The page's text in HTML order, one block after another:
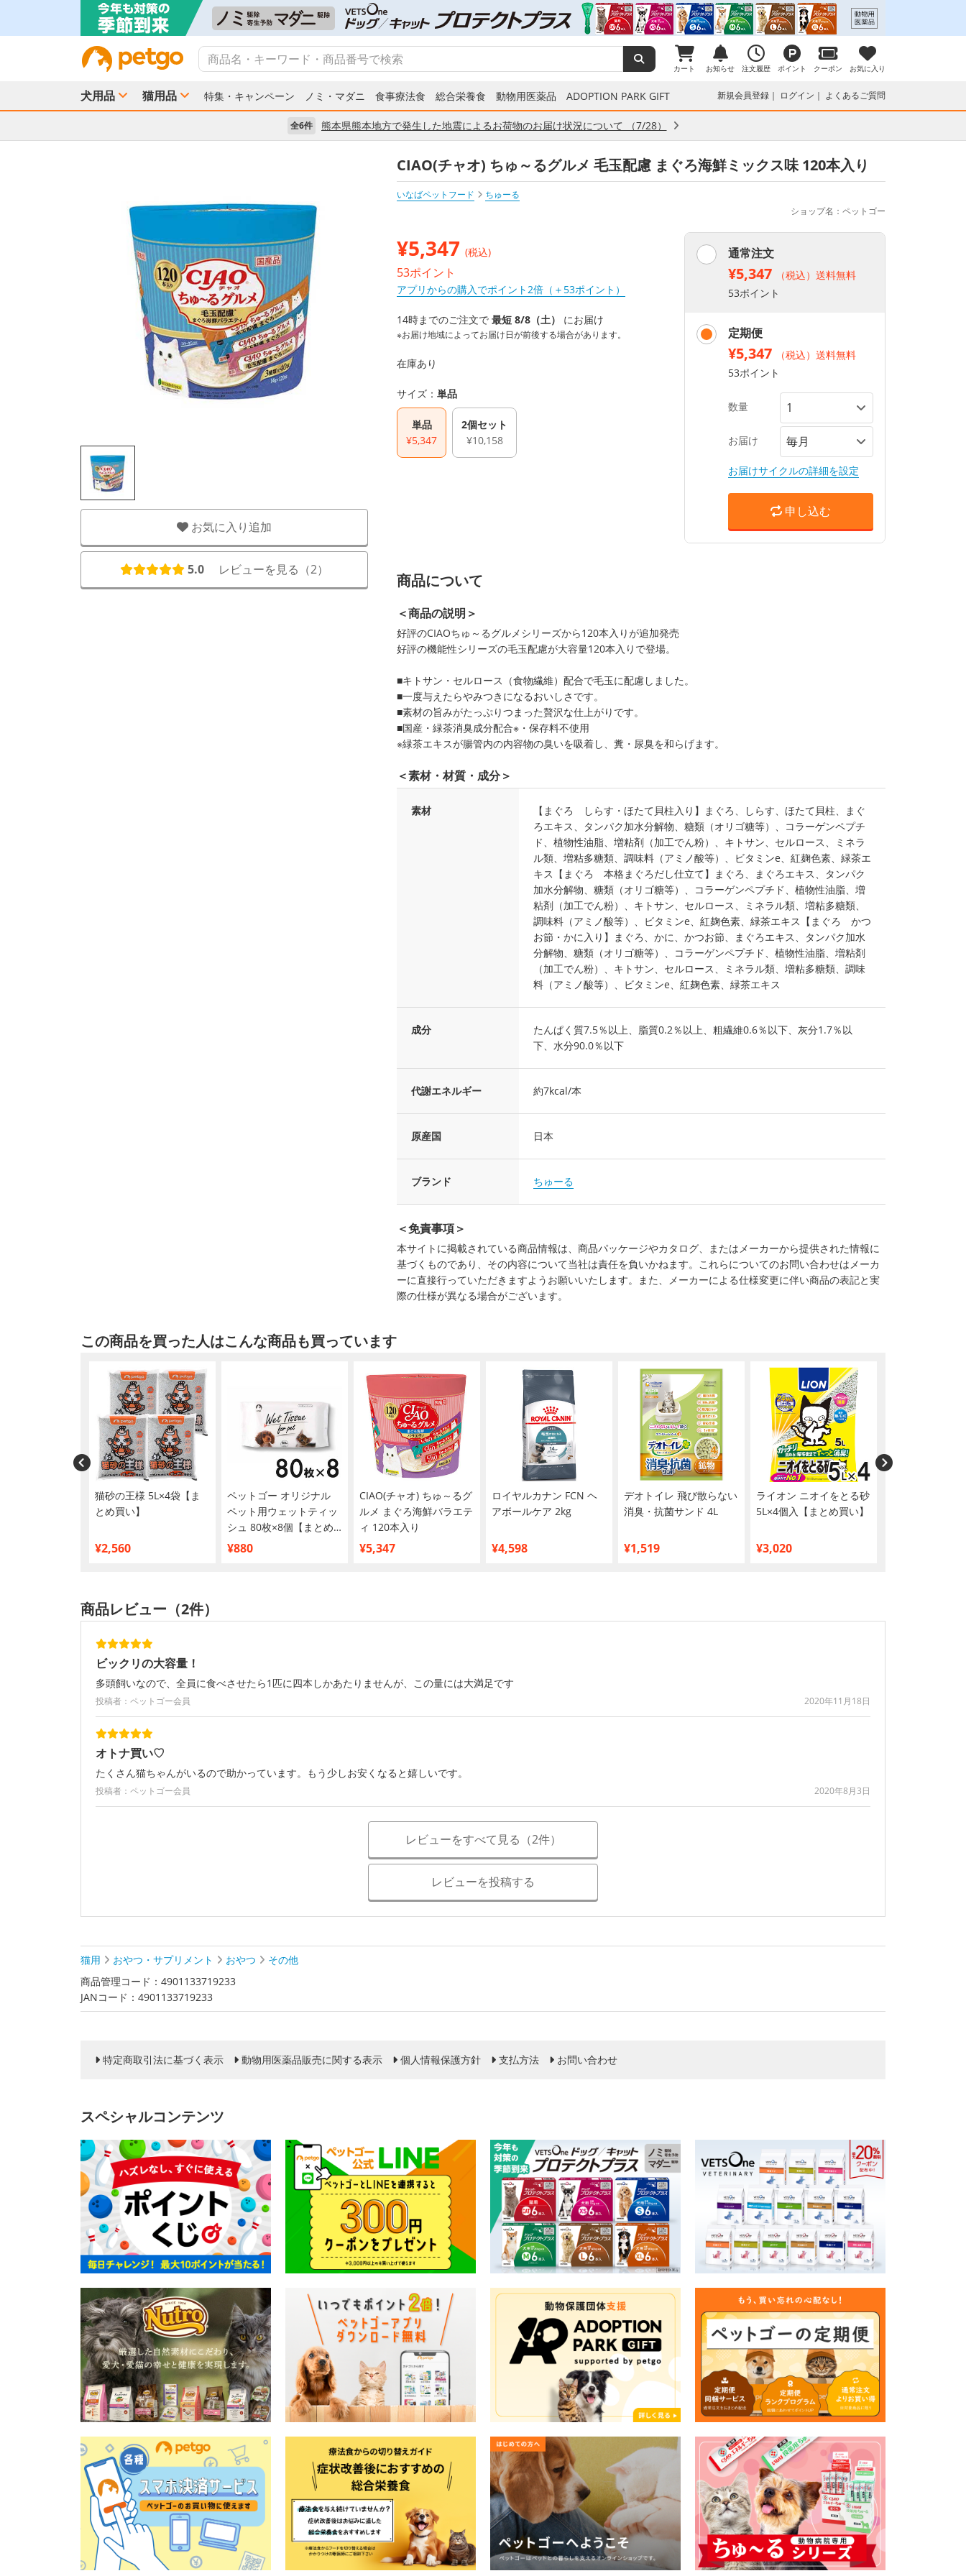
カート お知らせ 注文履歴 ポイント クーポン お気に入り
犬用品 猫用品 特集・キャンペーン ノミ・マダニ 食事療法食 総合栄養食 動物用医薬品 ADOPTION PARK GIFT 新規会員登録 ログイン よくあるご質問
全6件 熊本県熊本地方で発生した地震によるお荷物のお届け状況について （7/28）
お気に入り追加
5.0 レビューを見る（2）
CIAO(チャオ) ちゅ～るグルメ 毛玉配慮 まぐろ海鮮ミックス味 120本入り
いなばペットフード
ちゅーる
ショップ名：ペットゴー
¥5,347 (税込)
53ポイント
アプリからの購入でポイント2倍（＋53ポイント）
14時までのご注文で 最短 8/8（土） にお届け
※お届け地域によってお届け日が前後する場合があります。
在庫あり
サイズ： 単品
単品
¥5,347
2個セット
¥10,158
通常注文
¥5,347
（税込）送料無料
53ポイント
定期便
¥5,347
（税込）送料無料
53ポイント
数量
お届け
お届けサイクルの詳細を設定
申し込む
商品について
＜商品の説明＞
好評のCIAOちゅ～るグルメシリーズから120本入りが追加発売
好評の機能性シリーズの毛玉配慮が大容量120本入りで登場。
■キトサン・セルロース（食物繊維）配合で毛玉に配慮しました。
■一度与えたらやみつきになるおいしさです。
■素材の旨みがたっぷりつまった贅沢な仕上がりです。
■国産・緑茶消臭成分配合※・保存料不使用
※緑茶エキスが腸管内の内容物の臭いを吸着し、糞・尿臭を和らげます。
＜素材・材質・成分＞
素材
【まぐろ しらす・ほたて貝柱入り】まぐろ、しらす、ほたて貝柱、まぐ
ろエキス、タンパク加水分解物、糖類（オリゴ糖等）、コラーゲンペプチ
ド、植物性油脂、増粘剤（加工でん粉）、キトサン、セルロース、ミネラ
ル類、増粘多糖類、調味料（アミノ酸等）、ビタミンe、紅麹色素、緑茶エ
キス【まぐろ 本格まぐろだし仕立て】まぐろ、まぐろエキス、タンパク
加水分解物、糖類（オリゴ糖等）、コラーゲンペプチド、植物性油脂、増
粘剤（加工でん粉）、キトサン、セルロース、ミネラル類、増粘多糖類、
調味料（アミノ酸等）、ビタミンe、紅麹色素、緑茶エキス【まぐろ かつ
お節・かに入り】まぐろ、かに、かつお節、まぐろエキス、タンパク加水
分解物、糖類（オリゴ糖等）、コラーゲンペプチド、植物性油脂、増粘剤
（加工でん粉）、キトサン、セルロース、ミネラル類、増粘多糖類、調味
料（アミノ酸等）、ビタミンe、紅麹色素、緑茶エキス
成分
たんぱく質7.5％以上、脂質0.2％以上、粗繊維0.6％以下、灰分1.7％以
下、水分90.0％以下
代謝エネルギー 約7kcal/本
原産国 日本
ブランド ちゅーる
＜免責事項＞
本サイトに掲載されている商品情報は、商品パッケージやカタログ、またはメーカーから提供された情報に
基づくものであり、その内容について当社は責任を負いかねます。これらについてのお問い合わせはメーカ
ーに直接行っていただきますようお願いいたします。また、メーカーによる仕様変更に伴い商品の表記と実
際の仕様が異なる場合がございます。
この商品を買った人はこんな商品も買っています
猫砂の王様 5L×4袋【ま
とめ買い】
¥2,560
ペットゴー オリジナル
ペット用ウェットティッ
シュ 80枚×8個【まとめ
買い】
¥880
CIAO(チャオ) ちゅ～るグ
ルメ まぐろ海鮮バラエテ
ィ 120本入り
¥5,347
ロイヤルカナン FCN ヘ
アボールケア 2kg
¥4,598
デオトイレ 飛び散らない
消臭・抗菌サンド 4L
¥1,519
ライオン ニオイをとる砂
5L×4個入【まとめ買い】
¥3,020
商品レビュー（2件）
ビックリの大容量！
多頭飼いなので、全員に食べさせたら1匹に四本しかあたりませんが、この量には大満足です
投稿者：ペットゴー会員 2020年11月18日
オトナ買い♡
たくさん猫ちゃんがいるので助かっています。もう少しお安くなると嬉しいです。
投稿者：ペットゴー会員 2020年8月3日
レビューをすべて見る（2件）
レビューを投稿する
猫用 おやつ・サプリメント おやつ
その他
商品管理コード：4901133719233
JANコード：4901133719233
特定商取引法に基づく表示 動物用医薬品販売に関する表示 個人情報保護方針 支払方法 お問い合わせ
スペシャルコンテンツ